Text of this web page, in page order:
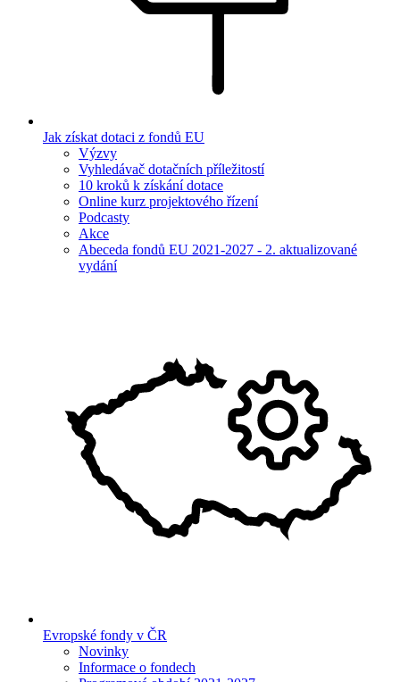
Jak získat dotaci z fondů EU
Výzvy
Vyhledávač dotačních příležitostí
10 kroků k získání dotace
Online kurz projektového řízení
Podcasty
Akce
Abeceda fondů EU 2021-2027 - 2. aktualizované
vydání
Evropské fondy v ČR
Novinky
Informace o fondech